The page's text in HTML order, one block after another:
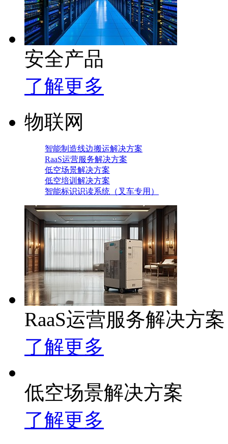
安全产品
了解更多
物联网
智能制造线边搬运解决方案
RaaS运营服务解决方案
低空场景解决方案
低空培训解决方案
智能标识识读系统（叉车专用）
RaaS运营服务解决方案
了解更多
低空场景解决方案
了解更多